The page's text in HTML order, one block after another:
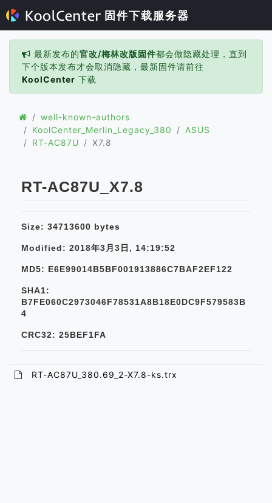
固件下载服务器
最新发布的官改/梅林改版固件都会做隐藏处理，直到
下个版本发布才会取消隐藏，最新固件请前往
KoolCenter 下载
well-known-authors
KoolCenter_Merlin_Legacy_380
ASUS
RT-AC87U
X7.8
RT-AC87U_X7.8
Size: 34713600 bytes
Modified: 2018年3月3日, 14:19:52
MD5: E6E99014B5BF001913886C7BAF2EF122
SHA1:
B7FE060C2973046F78531A8B18E0DC9F579583B
4
CRC32: 25BEF1FA
RT-AC87U_380.69_2-X7.8-ks.trx